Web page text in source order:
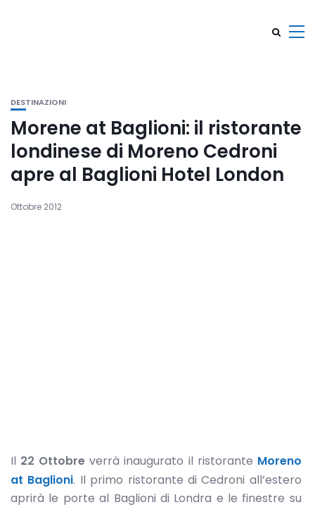
DESTINAZIONI
Morene at Baglioni: il ristorante
londinese di Moreno Cedroni
apre al Baglioni Hotel London
Ottobre 2012
Il 22 Ottobre verrà inaugurato il ristorante Moreno
at Baglioni. Il primo ristorante di Cedroni all’estero
aprirà le porte al Baglioni di Londra e le finestre su